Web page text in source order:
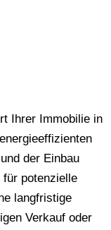
Ihrer Immobilie in
der Einbau
für potenzielle
langfristige
Verkauf oder